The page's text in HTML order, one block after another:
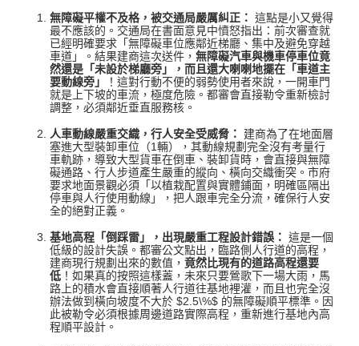
無障礙平權不及格，被交通局嚴厲糾正： 這點是小又覺得
最不應該的。交通局在書面意見中憤怒指出：前次審查就
已經明確要求「無障礙車位應鄰近梯廳、集中及避免穿越
車道」
。結果建商這次送件， 無障礙汽車與機車停車位竟
然還是「未設於梯廳旁」，而且還大喇喇地擺在「車道主
要動線旁」
！這對行動不便的弱勢使用者來說，一開車門
就是上下坡的車流，極度危險。都審會直接勒令重新檢討
調整，必須鄰近垂直服務核 。
人車動線嚴重交織，行人安全受威脅：
建商為了在地面層
塞進大型裝卸車位（1輛）
，其動線規劃完全沒有考量行
車軌跡，導致大型貨車在倒車、裝卸貨時，會直接與無障
礙通路、行人步道產生嚴重的縱向、橫向交織衝突 。市府
要求地面景觀必須「以植栽配置與實體鋪面，明確區隔出
停車與人行使用動線」，把人跟車完全分流，確保行人安
全的絕對正義 。
基地高程「倒踩雷」，出現嚴重工程設計錯誤： 這是一個
低級的設計失誤。都審公文點出，臨路側人行道的高程，
建商現行規劃出來的數值， 竟然比現有的道路高程還要
低 ！如果真的按照這樣蓋，未來只要鶯歌下一場大雨，馬
路上的積水會直接順著人行道往基地裡灌，而且也完全沒
辦法做到橫向坡度不大於 $2.5\%$ 的無障礙順平標準 。因
此被勒令必須根據周邊道路實際高程，重新進行基地內高
程順平設計 。